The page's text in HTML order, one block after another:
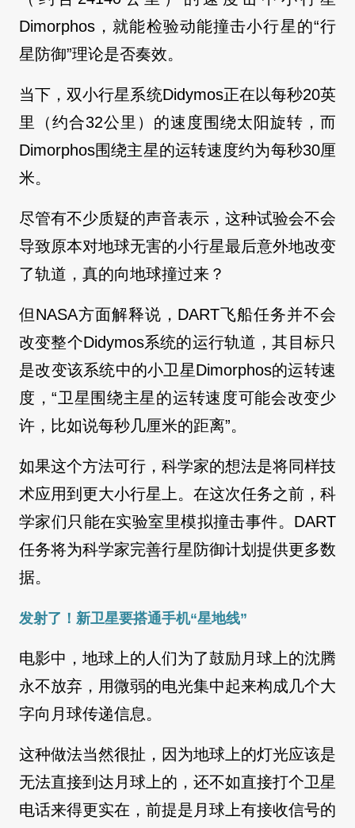
Dimorphos，就能检验动能撞击小行星的“行
星防御”理论是否奏效。
当下，双小行星系统Didymos正在以每秒20英
里（约合32公里）的速度围绕太阳旋转，而
Dimorphos围绕主星的运转速度约为每秒30厘
米。
尽管有不少质疑的声音表示，这种试验会不会
导致原本对地球无害的小行星最后意外地改变
了轨道，真的向地球撞过来？
但NASA方面解释说，DART飞船任务并不会
改变整个Didymos系统的运行轨道，其目标只
是改变该系统中的小卫星Dimorphos的运转速
度，“卫星围绕主星的运转速度可能会改变少
许，比如说每秒几厘米的距离”。
如果这个方法可行，科学家的想法是将同样技
术应用到更大小行星上。在这次任务之前，科
学家们只能在实验室里模拟撞击事件。DART
任务将为科学家完善行星防御计划提供更多数
据。
发射了！新卫星要搭通手机“星地线”
电影中，地球上的人们为了鼓励月球上的沈腾
永不放弃，用微弱的电光集中起来构成几个大
字向月球传递信息。
这种做法当然很扯，因为地球上的灯光应该是
无法直接到达月球上的，还不如直接打个卫星
电话来得更实在，前提是月球上有接收信号的